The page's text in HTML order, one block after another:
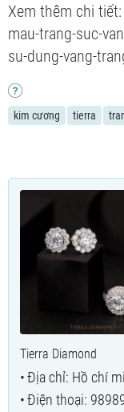
Xem thêm chi
mau-trang-suc-
su-dung-vang-
kim cương tierra
Tierra Diamond
Địa chỉ: Hồ chí
Điện thoại: